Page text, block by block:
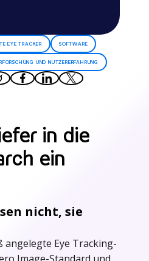
EYE TRACKER SOFTWARE
UND NUTZERERFAHRUNG
in die
ein
nicht, sie
angelegte Eye Tracking-
Image-Standard und